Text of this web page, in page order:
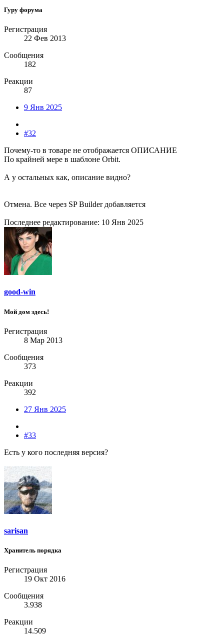
Гуру форума
Регистрация
22 Фев 2013
Сообщения
182
Реакции
87
9 Янв 2025
#32
Почему-то в товаре не отображается ОПИСАНИЕ
По крайней мере в шаблоне Orbit.
А у остальных как, описание видно?
Отмена. Все через SP Builder добавляется
Последнее редактирование: 10 Янв 2025
good-win
Мой дом здесь!
Регистрация
8 Мар 2013
Сообщения
373
Реакции
392
27 Янв 2025
#33
Есть у кого последняя версия?
sarisan
Хранитель порядка
Регистрация
19 Окт 2016
Сообщения
3.938
Реакции
14.509